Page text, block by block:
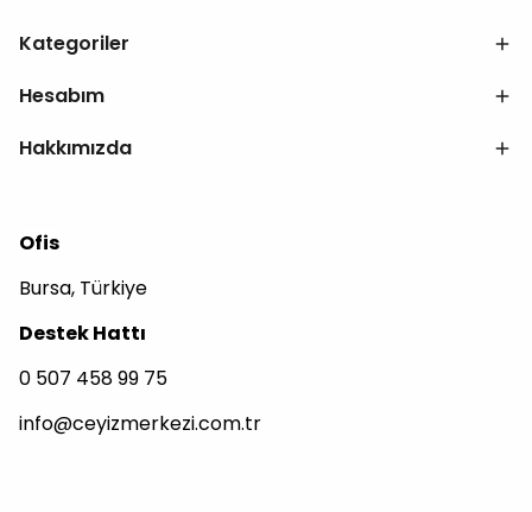
Kategoriler
Hesabım
Hakkımızda
Ofis
Bursa, Türkiye
Destek Hattı
0 507 458 99 75
info@ceyizmerkezi.com.tr